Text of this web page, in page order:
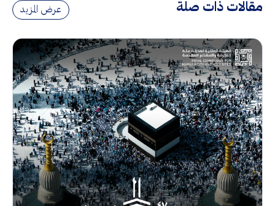
مقالات ذات صلة عرض المزيد